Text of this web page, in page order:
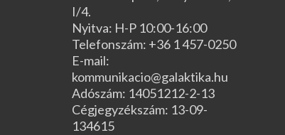
I/4.
Nyitva: H-P 10:00-16:00
Telefonszám: +36 1 457-0250
E-mail:
kommunikacio@galaktika.hu
Adószám: 14051212-2-13
Cégjegyzékszám: 13-09-
134615